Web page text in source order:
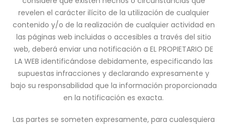
revelen el carácter ilícito de la utilización de cualquier
contenido y/o de la realización de cualquier actividad en
las páginas web incluidas o accesibles a través del sitio
web, deberá enviar una notificación a EL PROPIETARIO DE
LA WEB identificándose debidamente, especificando las
supuestas infracciones y declarando expresamente y
bajo su responsabilidad que la información proporcionada
en la notificación es exacta.
Las partes se someten expresamente, para cualesquiera